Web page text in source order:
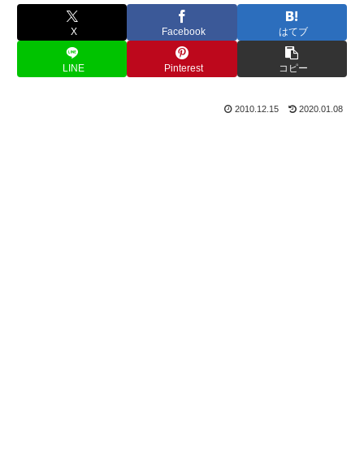
X Facebook はてブ
LINE Pinterest コピー
2010.12.15 2020.01.08